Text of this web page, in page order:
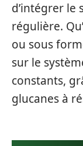
d’intégrer le
régulière.
ou sous
sur le
constants,
glucanes à